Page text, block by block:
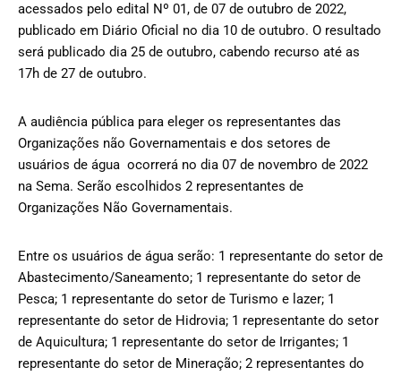
acessados pelo edital Nº 01, de 07 de outubro de 2022,
publicado em Diário Oficial no dia 10 de outubro. O resultado
será publicado dia 25 de outubro, cabendo recurso até as
17h de 27 de outubro.
A audiência pública para eleger os representantes das
Organizações não Governamentais e dos setores de
usuários de água ocorrerá no dia 07 de novembro de 2022
na Sema. Serão escolhidos 2 representantes de
Organizações Não Governamentais.
Entre os usuários de água serão: 1 representante do setor de
Abastecimento/Saneamento; 1 representante do setor de
Pesca; 1 representante do setor de Turismo e lazer; 1
representante do setor de Hidrovia; 1 representante do setor
de Aquicultura; 1 representante do setor de Irrigantes; 1
representante do setor de Mineração; 2 representantes do